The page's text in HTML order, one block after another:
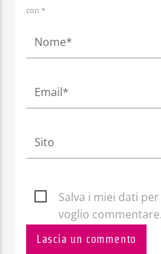
con *
Salva i miei dati
voglio commentare.